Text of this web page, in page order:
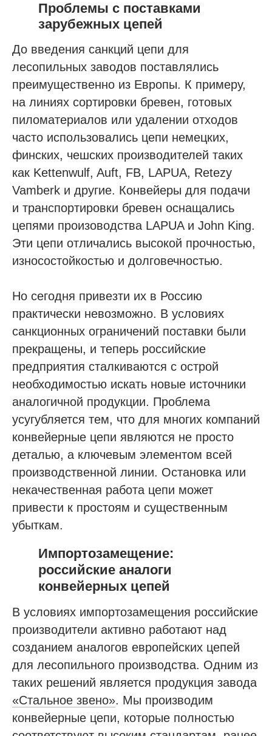
Проблемы с поставками
зарубежных цепей
До введения санкций цепи для
лесопильных заводов поставлялись
преимущественно из Европы. К примеру,
на линиях сортировки бревен, готовых
пиломатериалов или удалении отходов
часто использовались цепи немецких,
финских, чешских производителей таких
как Kettenwulf, Auft, FB, LAPUA, Retezy
Vamberk и другие. Конвейеры для подачи
и транспортировки бревен оснащались
цепями произоводства LAPUA и John King.
Эти цепи отличались высокой прочностью,
износостойкостью и долговечностью.
Но сегодня привезти их в Россию
практически невозможно. В условиях
санкционных ограничений поставки были
прекращены, и теперь российские
предприятия сталкиваются с острой
необходимостью искать новые источники
аналогичной продукции. Проблема
усугубляется тем, что для многих компаний
конвейерные цепи являются не просто
деталью, а ключевым элементом всей
производственной линии. Остановка или
некачественная работа цепи может
привести к простоям и существенным
убыткам.
Импортозамещение:
российские аналоги
конвейерных цепей
В условиях импортозамещения российские
производители активно работают над
созданием аналогов европейских цепей
для лесопильного производства. Одним из
таких решений является продукция завода
«Стальное звено». Мы производим
конвейерные цепи, которые полностью